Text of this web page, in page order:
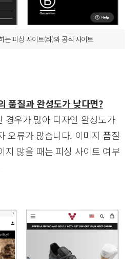
는 피싱 사이트(좌)와 공식 사이트
품질과 완성도가 낮다면?
경우가 많아 디자인 완성도가
오류가 많습니다. 이미지 품질
지 않을 때는 피싱 사이트 여부